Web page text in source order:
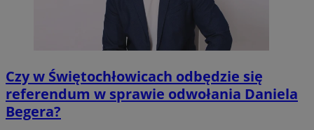
Czy w Świętochłowicach odbędzie się
referendum w sprawie odwołania Daniela
Begera?